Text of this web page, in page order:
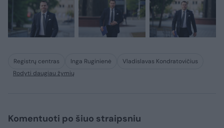
Registrų centras Inga Ruginienė
Vladislavas Kondratovičius
Rodyti daugiau žymių
Komentuoti po šiuo straipsniu